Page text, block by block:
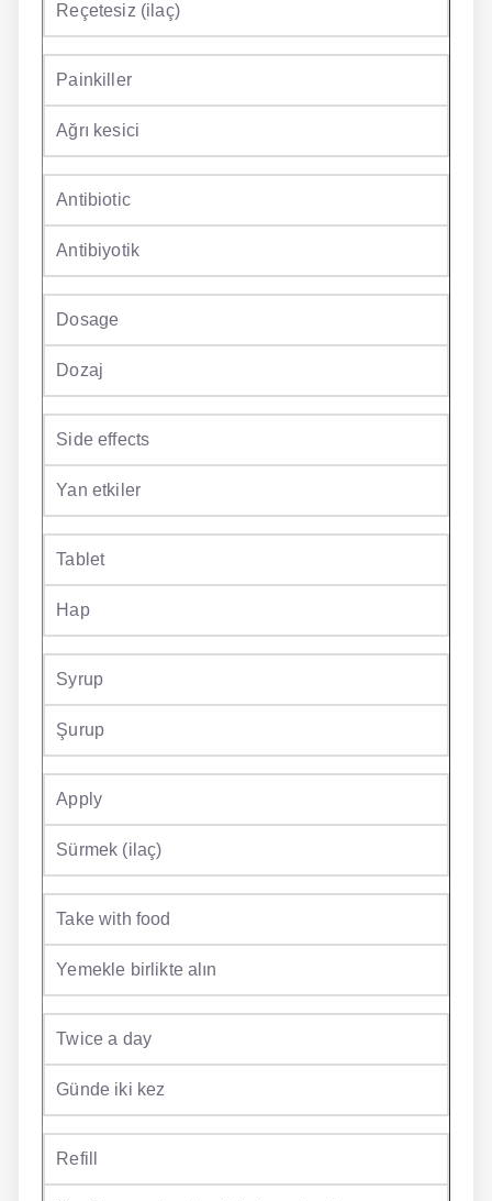
Reçetesiz (ilaç)
Painkiller
Ağrı kesici
Antibiotic
Antibiyotik
Dosage
Dozaj
Side effects
Yan etkiler
Tablet
Hap
Syrup
Şurup
Apply
Sürmek (ilaç)
Take with food
Yemekle birlikte alın
Twice a day
Günde iki kez
Refill